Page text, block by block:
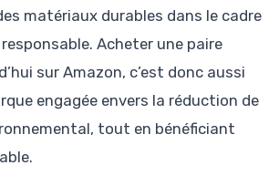
matériaux durables dans le cadre
responsable. Acheter une paire
sur Amazon, c’est donc aussi
engagée envers la réduction de
tout en bénéficiant